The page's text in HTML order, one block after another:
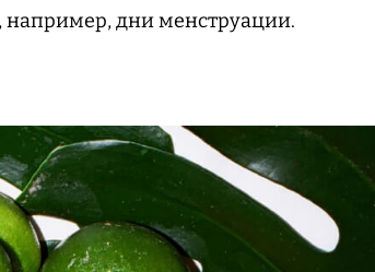
например, дни менструации.